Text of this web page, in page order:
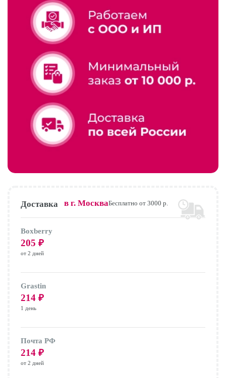
Доставка в г. МоскваБесплатно от 3000 р.
Boxberry
205 ₽
от 2 дней
Grastin
214 ₽
1 день
Почта РФ
214 ₽
от 2 дней